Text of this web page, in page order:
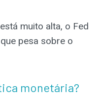
muito alta, o Fed
pesa sobre o
monetária?